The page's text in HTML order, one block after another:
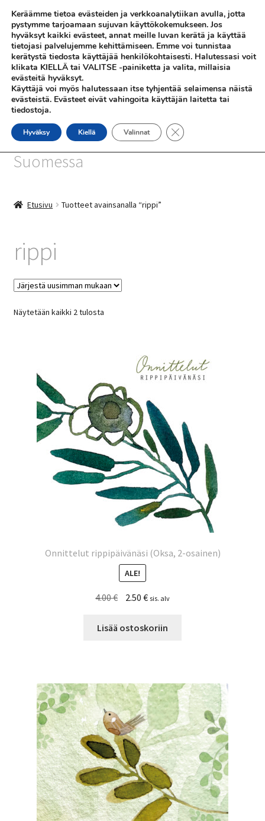
Siirry
navigointiin
Siirry
sisältöön
Valikko
SHOP
INFO
SiniSusan kortit painetaan
Suomessa
Etusivu Tuotteet avainsanalla “rippi”
rippi
Näytetään kaikki 2 tulostaSorted
Onnittelut rippipäivänäsi (Oksa, 2-osainen)
ALE!
4.00€
Alkuperäinen
oli:
2.50 €Nykyinen
on:
sis. alv
Lisää ostoskoriin
Keräämme tietoa evästeiden ja verkkoanalytiikan avulla, jotta
pystymme tarjoamaan sujuvan käyttökokemukseen. Jos
hyväksyt kaikki evästeet, annat meille luvan kerätä ja käyttää
tietojasi palvelujemme kehittämiseen. Emme voi tunnistaa
kerätystä tiedosta käyttäjää henkilökohtaisesti. Halutessasi voit
klikata KIELLÄ tai VALITSE -painiketta ja valita, millaisia
evästeitä hyväksyt.
Käyttäjä voi myös halutessaan itse tyhjentää selaimensa näistä
evästeistä. Evästeet eivät vahingoita käyttäjän laitetta tai
tiedostoja.
Hyväksy Kiellä Valinnat Sulje evästebanneri